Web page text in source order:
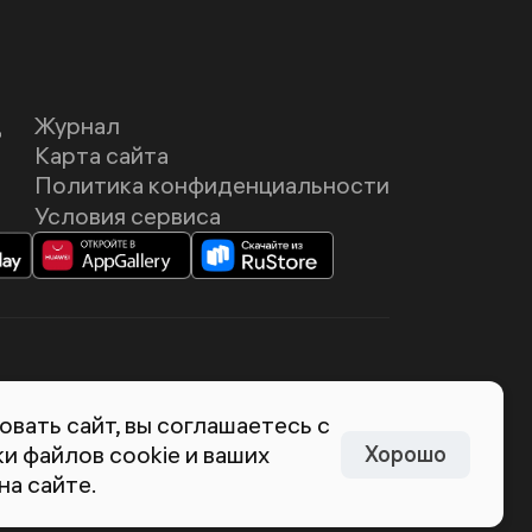
сайт, вы соглашаетесь с
файлов cookie и ваших
сайте.
Хорошо
Журнал
Карта сайта
Политика конфиденциальности
Условия сервиса
Лебедева